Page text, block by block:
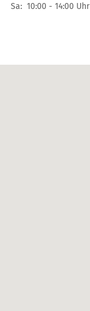
Sa: 10:00 - 14:00 Uhr